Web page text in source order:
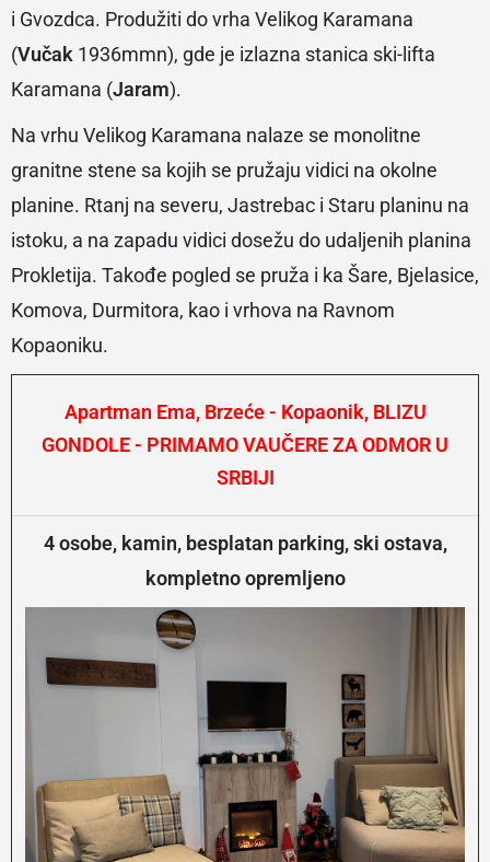
i Gvozdca. Produžiti do vrha Velikog Karamana
(Vučak 1936mmn), gde je izlazna stanica ski-lifta
Karamana (Jaram).
Na vrhu Velikog Karamana nalaze se monolitne
granitne stene sa kojih se pružaju vidici na okolne
planine. Rtanj na severu, Jastrebac i Staru planinu na
istoku, a na zapadu vidici dosežu do udaljenih planina
Prokletija. Takođe pogled se pruža i ka Šare, Bjelasice,
Komova, Durmitora, kao i vrhova na Ravnom
Kopaoniku.
Apartman Ema, Brzeće - Kopaonik, BLIZU
GONDOLE - PRIMAMO VAUČERE ZA ODMOR U
SRBIJI
4 osobe, kamin, besplatan parking, ski ostava,
kompletno opremljeno